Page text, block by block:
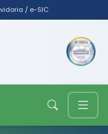
/ e-SIC